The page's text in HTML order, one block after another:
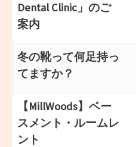
Dental Clinic」のご
案内
冬の靴って何足持っ
てますか？
【MillWoods】ベー
スメント・ルームレ
ント